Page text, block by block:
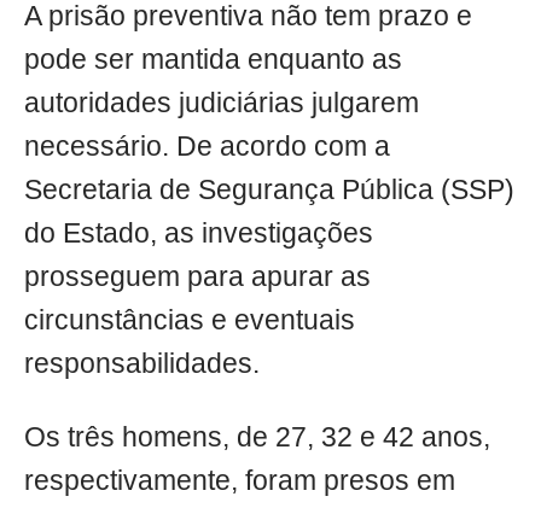
A prisão preventiva não tem prazo e
pode ser mantida enquanto as
autoridades judiciárias julgarem
necessário. De acordo com a
Secretaria de Segurança Pública (SSP)
do Estado, as investigações
prosseguem para apurar as
circunstâncias e eventuais
responsabilidades.
Os três homens, de 27, 32 e 42 anos,
respectivamente, foram presos em